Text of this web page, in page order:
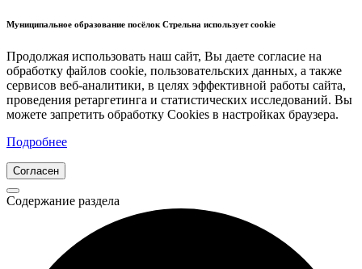
Муниципальное образование посёлок Стрельна использует cookie
Продолжая использовать наш сайт, Вы даете согласие на
обработку файлов cookie, пользовательских данных, а также
сервисов веб-аналитики, в целях эффективной работы сайта,
проведения ретаргетинга и статистических исследований. Вы
можете запретить обработку Cookies в настройках браузера.
Подробнее
Согласен
Содержание раздела